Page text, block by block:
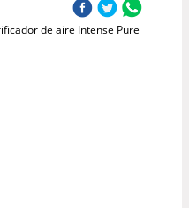
de aire Intense Pure